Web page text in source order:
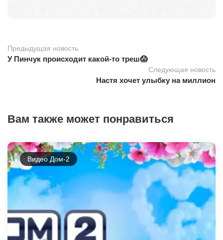
Предыдущая новость
У Пинчук происходит какой-то треш😱
Следующая новость
Настя хочет улыбку на миллион
Вам также может понравиться
Видео Дом-2